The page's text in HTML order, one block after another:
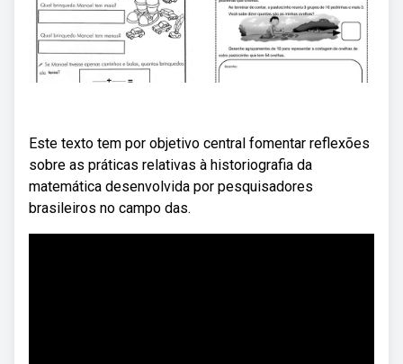
Este texto tem por objetivo central fomentar reflexões
sobre as práticas relativas à historiografia da
matemática desenvolvida por pesquisadores
brasileiros no campo das.